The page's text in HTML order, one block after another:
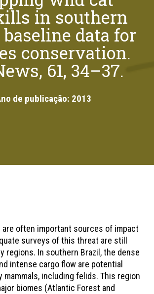
in southern
data for
conservation.
61, 34–37.
de publicação: 2013
are often important sources of impact
surveys of this threat are still
regions. In southern Brazil, the dense
intense cargo flow are potential
mammals, including felids. This region
biomes (Atlantic Forest and